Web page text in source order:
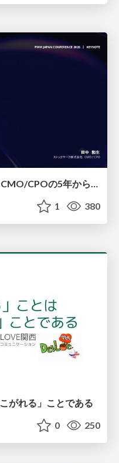
PMMから始まる経営 PMM→CMO/CPOの5年から導いた、 PMMの役割
1 380
がれる」ことである
0 250